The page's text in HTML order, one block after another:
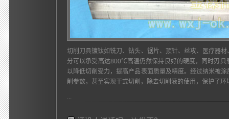
切削刀具镀钛如铣刀、钻头、锯片、顶针、丝攻、医疗器
分可以承受高达800℃高温仍然保持良好的硬度，同时刃
以降低切削受力，提高产品表面质量及精度。经过纳米被
削参数，甚至实现干式切削，除去切削液的使用，保护了